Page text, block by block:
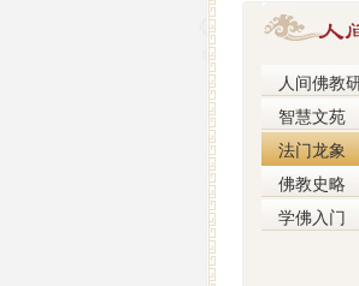
人间佛教
智慧文苑
法门龙象
佛教史略
学佛入门